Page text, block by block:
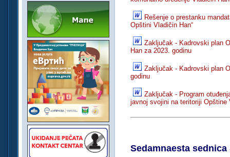
Rešenje o prestanku
Opštini Vladičin Han“
Zaključak - Kadrovski plan
Han za 2023. godinu
Zaključak - Kadrovski plan
godinu
Zaključak - Program
javnoj svojini na teritoriji Opštine
Sedamnaesta